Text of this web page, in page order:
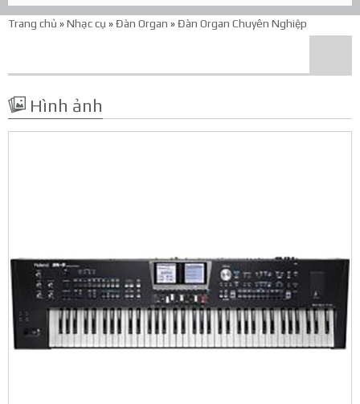
Trang chủ »Nhạc cụ »Đàn Organ »Đàn Organ Chuyên Nghiệp
Hình ảnh